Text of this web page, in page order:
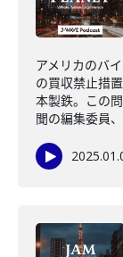
アメリカのバ
の買収禁止措
本製鉄。この
聞の編集委員